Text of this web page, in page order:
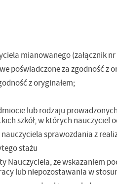
mianowanego (załącznik nr
poświadczone za zgodność z
z oryginałem;
lub rodzaju
szkół, w których nauczyciel
sprawozdania z
stażu
Nauczyciela, ze wskazaniem
lub niepozostawania w
je